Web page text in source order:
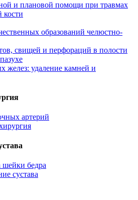
и плановой помощи при травмах
кости
образований челюстно-
свищей и перфораций в полости
желез: удаление камней и
артерий
шейки бедра
сустава